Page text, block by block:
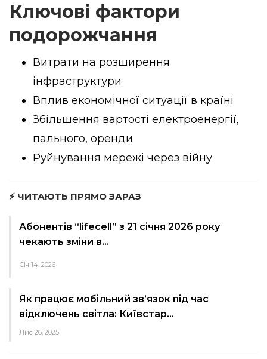
Ключові фактори
подорожчання
Витрати на розширення
інфраструктури
Вплив економічної ситуації в країні
Збільшення вартості електроенергії,
пального, оренди
Руйнування мережі через війну
⚡ ЧИТАЮТЬ ПРЯМО ЗАРАЗ
Абонентів “lifecell” з 21 січня 2026 року
чекають зміни в…
Січ 14, 2026
Як працює мобільний зв’язок під час
відключень світла: Київстар…
Лис 26, 2025